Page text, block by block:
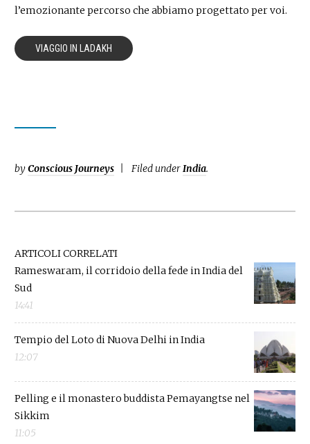
l’emozionante percorso che abbiamo progettato per voi.
VIAGGIO IN LADAKH
byConscious Journeys Filed underIndia.
ARTICOLI CORRELATI
Rameswaram, il corridoio della fede in India del
Sud
14:41
Tempio del Loto di Nuova Delhi in India
12:07
Pelling e il monastero buddista Pemayangtse nel
Sikkim
11:05